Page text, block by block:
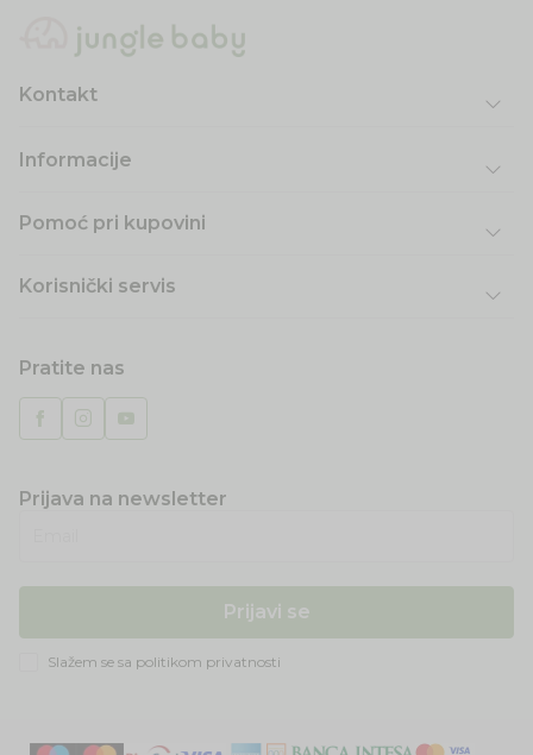
Kontakt
Informacije
Pomoć pri kupovini
Korisnički servis
Pratite nas
Prijava na newsletter
Prijavi se
Slažem se sa politikom privatnosti